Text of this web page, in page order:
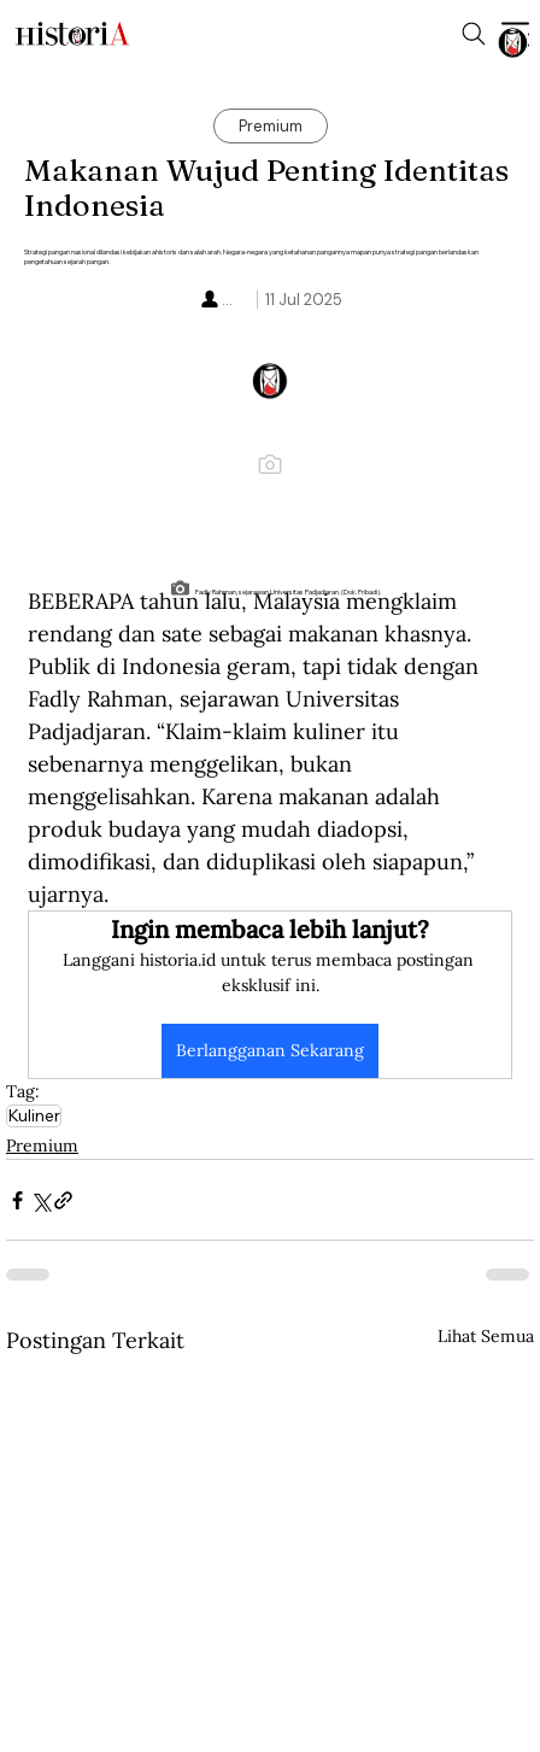
Premium
Makanan Wujud Penting Identitas
Indonesia
Strategi pangan nasional dilandasi kebijakan ahistoris dan salah arah. Negara-negara yang ketahanan pangannya mapan punya strategi pangan berlandaskan
pengetahuan sejarah pangan.
11 Jul 2025
...
Fadly Rahman, sejarawan Universitas Padjadjaran. (Dok. Pribadi).
BEBERAPA tahun lalu, Malaysia mengklaim
rendang dan sate sebagai makanan khasnya.
Publik di Indonesia geram, tapi tidak dengan
Fadly Rahman, sejarawan Universitas
Padjadjaran. “Klaim-klaim kuliner itu
sebenarnya menggelikan, bukan
menggelisahkan. Karena makanan adalah
produk budaya yang mudah diadopsi,
dimodifikasi, dan diduplikasi oleh siapapun,”
ujarnya.
Ingin membaca lebih lanjut?
Langgani historia.id untuk terus membaca postingan
eksklusif ini.
Berlangganan Sekarang
Tag:
Kuliner
Premium
Postingan Terkait Lihat Semua